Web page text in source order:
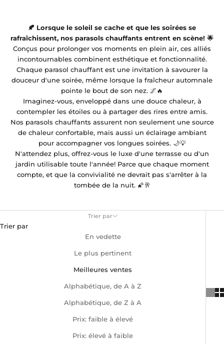
🍂 Lorsque le soleil se cache et que les soirées se
rafraîchissent, nos parasols chauffants entrent en scène! 🌟
Conçus pour prolonger vos moments en plein air, ces alliés
incontournables combinent esthétique et fonctionnalité.
Chaque parasol chauffant est une invitation à savourer la
douceur d'une soirée, même lorsque la fraîcheur automnale
pointe le bout de son nez. 🌌🔥
Imaginez-vous, enveloppé dans une douce chaleur, à
contempler les étoiles ou à partager des rires entre amis.
Nos parasols chauffants assurent non seulement une source
de chaleur confortable, mais aussi un éclairage ambiant
pour accompagner vos longues soirées. 🌙💡
N'attendez plus, offrez-vous le luxe d'une terrasse ou d'un
jardin utilisable toute l'année! Parce que chaque moment
compte, et que la convivialité ne devrait pas s'arrêter à la
tombée de la nuit. 🌠🥂
Trier par
Trier par
En vedette
Le plus pertinent
Meilleures ventes
Alphabétique, de A à Z
Alphabétique, de Z à A
Prix: faible à élevé
Prix: élevé à faible